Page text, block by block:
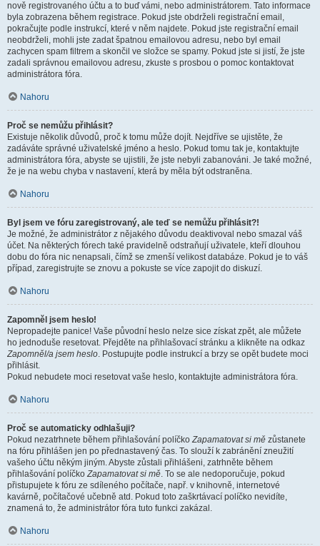
nově registrovaného účtu a to buď vámi, nebo administrátorem. Tato informace
byla zobrazena během registrace. Pokud jste obdrželi registrační email,
pokračujte podle instrukcí, které v něm najdete. Pokud jste registrační email
neobdrželi, mohli jste zadat špatnou emailovou adresu, nebo byl email
zachycen spam filtrem a skončil ve složce se spamy. Pokud jste si jistí, že jste
zadali správnou emailovou adresu, zkuste s prosbou o pomoc kontaktovat
administrátora fóra.
Nahoru
Proč se nemůžu přihlásit?
Existuje několik důvodů, proč k tomu může dojít. Nejdříve se ujistěte, že
zadáváte správné uživatelské jméno a heslo. Pokud tomu tak je, kontaktujte
administrátora fóra, abyste se ujistili, že jste nebyli zabanováni. Je také možné,
že je na webu chyba v nastavení, která by měla být odstraněna.
Nahoru
Byl jsem ve fóru zaregistrovaný, ale teď se nemůžu přihlásit?!
Je možné, že administrátor z nějakého důvodu deaktivoval nebo smazal váš
účet. Na některých fórech také pravidelně odstraňují uživatele, kteří dlouhou
dobu do fóra nic nenapsali, čímž se zmenší velikost databáze. Pokud je to váš
případ, zaregistrujte se znovu a pokuste se více zapojit do diskuzí.
Nahoru
Zapomněl jsem heslo!
Nepropadejte panice! Vaše původní heslo nelze sice získat zpět, ale můžete
ho jednoduše resetovat. Přejděte na přihlašovací stránku a klikněte na odkaz
Zapomněl/a jsem heslo. Postupujte podle instrukcí a brzy se opět budete moci
přihlásit.
Pokud nebudete moci resetovat vaše heslo, kontaktujte administrátora fóra.
Nahoru
Proč se automaticky odhlašuji?
Pokud nezatrhnete během přihlašování políčkoZapamatovat si mě zůstanete
na fóru přihlášen jen po přednastavený čas. To slouží k zabránění zneužití
vašeho účtu někým jiným. Abyste zůstali přihlášeni, zatrhněte během
přihlašování políčkoZapamatovat si mě. To se ale nedoporučuje, pokud
přistupujete k fóru ze sdíleného počítače, např. v knihovně, internetové
kavárně, počítačové učebně atd. Pokud toto zaškrtávací políčko nevidíte,
znamená to, že administrátor fóra tuto funkci zakázal.
Nahoru